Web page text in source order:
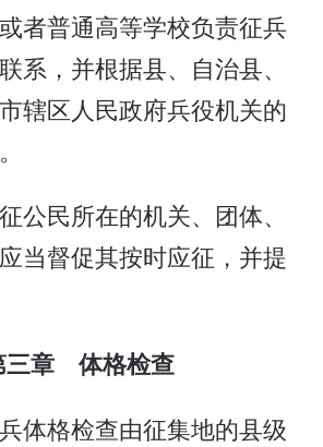
者普通高等学校负责征兵
系，并根据县、自治县、
辖区人民政府兵役机关的
公民所在的机关、团体、
当督促其按时应征，并提
三章 体格检查
体格检查由征集地的县级